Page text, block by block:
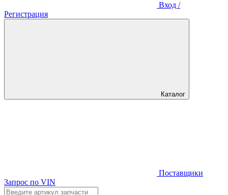
Вход /
Регистрация
Каталог
Поставщики
Запрос по VIN